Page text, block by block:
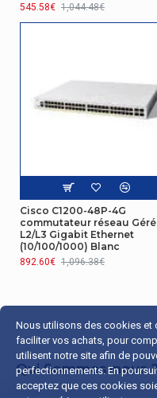
Bouton de
Fonctions IPv4 et
Telnet
GARP VLAN
(GVRP)
Oui
Certificat
Type de mémoire DDR4-
Réseau
545.58€ 1,044.48€
Cisco C1200-48P-4G
commutateur réseau Géré
L2/L3 Gigabit Ethernet
(10/100/1000) Blanc
892.60€ 1,096.38€
Qui Sommes-nous
Nous utilisons des cookies et
faciliter vos achats, pour
utilisent notre site afin de
perfectionnements. En
acceptez que ces cookies